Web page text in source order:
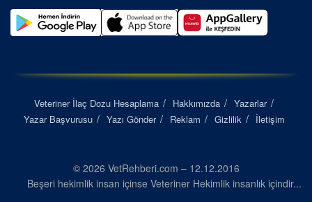
Veteriner İlaç Dozu Hesaplama Hakkımızda
Yazarlar
Yazar Başvurusu
Yazı Gönder Reklam Gizlilik İletişim
© 2026 VetRehberi.com – 12.12.2016
Beşeri hekimlik insan içinse Veteriner Hekimlik insanlık içindir...